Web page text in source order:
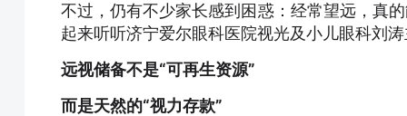
不过，仍有不少家长感到困惑：经常望远，真
起来听听济宁爱尔眼科医院视光及小儿眼科刘
远视储备不是“可再生资源”
而是天然的“视力存款”